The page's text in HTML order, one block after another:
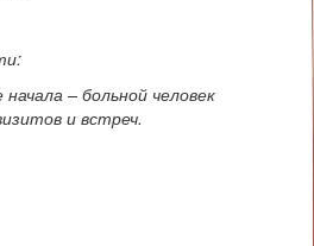
– больной человек
и встреч.